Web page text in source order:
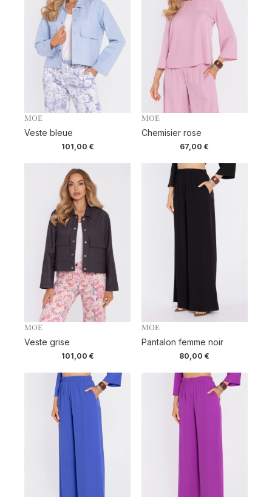
MOE
Veste bleue
101,00 €
MOE
Chemisier rose
67,00€
MOE
Veste grise
101,00 €
MOE
Pantalon femme noir
80,00€